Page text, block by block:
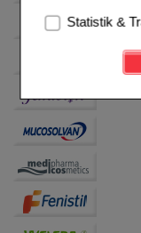
Website
Kundenkonto),
werden kann.
Besuchers oder
anzupassen.
auch auf Ihre
anzuzeigen und
betreiben.
Statistik &